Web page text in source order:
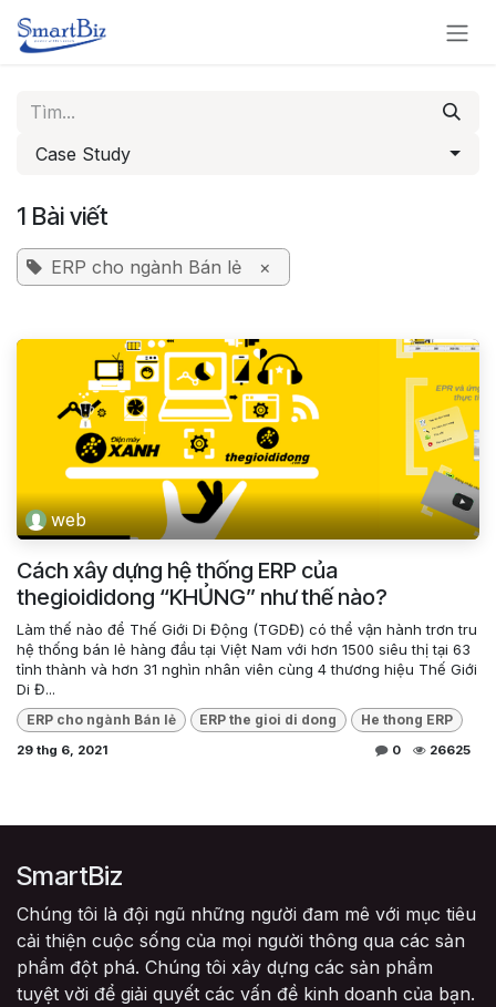
Bỏ qua để đến Nội dung
Case Study
1 Bài viết
ERP cho ngành Bán lẻ ×
web
Cách xây dựng hệ thống ERP của
thegioididong “KHỦNG” như thế nào?
Làm thế nào để Thế Giới Di Động (TGDĐ) có thể vận hành trơn tru
hệ thống bán lẻ hàng đầu tại Việt Nam với hơn 1500 siêu thị tại 63
tỉnh thành và hơn 31 nghìn nhân viên cùng 4 thương hiệu Thế Giới
Di Đ...
ERP cho ngành Bán lẻ ERP the gioi di dong He thong ERP
29 thg 6, 2021 0 26625
SmartBiz
Chúng tôi là đội ngũ những người đam mê với mục tiêu
cải thiện cuộc sống của mọi người thông qua các sản
phẩm đột phá. Chúng tôi xây dựng các sản phẩm
tuyệt vời để giải quyết các vấn đề kinh doanh của bạn.